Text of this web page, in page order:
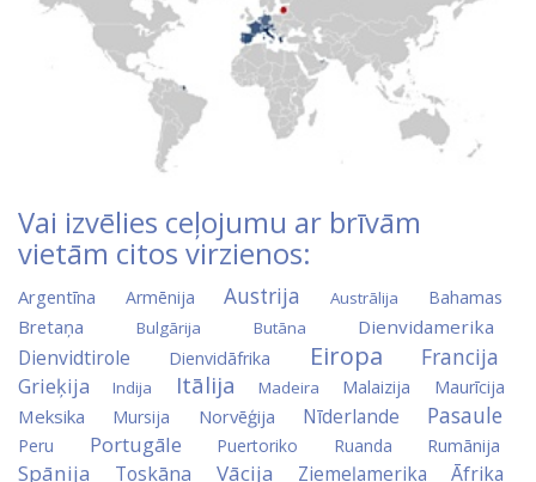
Vai izvēlies ceļojumu ar brīvām
vietām citos virzienos:
Argentīna Armēnija Austrija Austrālija Bahamas
Bretaņa Bulgārija Butāna Dienvidamerika
Dienvidtirole Dienvidāfrika Eiropa Francija
Grieķija Indija Itālija Madeira Malaizija Maurīcija
Meksika Mursija Norvēģija Nīderlande Pasaule
Peru Portugāle Puertoriko Ruanda Rumānija
Spānija Toskāna Vācija Ziemeļamerika Āfrika